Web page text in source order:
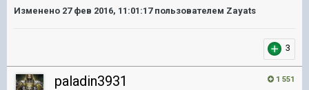
Изменено 27 фев 2016, 11:01:17пользователем Zayats
3
1 551
paladin3931